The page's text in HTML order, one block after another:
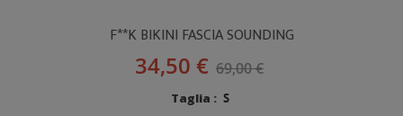
F**K BIKINI FASCIA SOUNDING
34,50 € 69,00 €
Taglia : S